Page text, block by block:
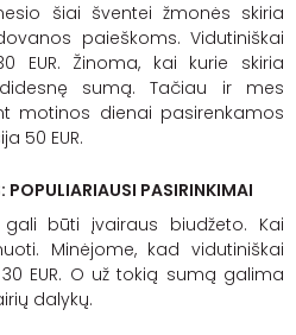
šiai šventei žmonės skiria
paieškoms. Vidutiniškai
EUR. Žinoma, kai kurie skiria
sumą. Tačiau ir mes
motinos dienai pasirenkamos
50 EUR.
PASIRINKIMAI
būti įvairaus biudžeto. Kai
Minėjome, kad vidutiniškai
EUR. O už tokią sumą galima
dalykų.